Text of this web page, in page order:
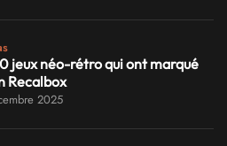
jeux néo-rétro qui ont marqué
Recalbox
2025